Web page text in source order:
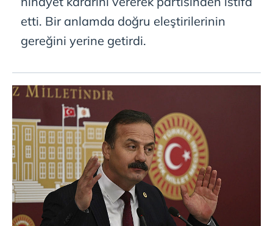
etti. Bir anlamda doğru eleştirilerinin
gereğini yerine getirdi.